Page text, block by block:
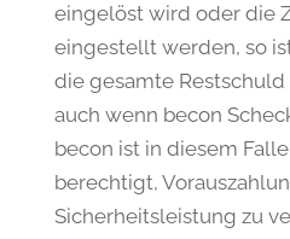
eingelöst wird oder die
eingestellt werden, so
die gesamte
auch wenn becon
becon ist in diesem
berechtigt,
Sicherheitsleistung zu